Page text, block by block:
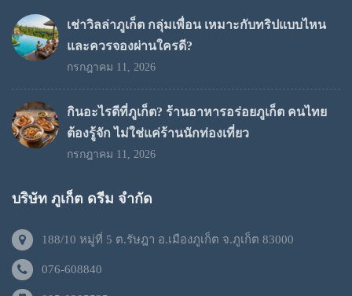
เช่าวิลล่าภูเก็ต กลุ่มเพื่อน เหมาะกับทริปแบบไหน
และควรจองผ่านใครดี?
กรกฎาคม 11, 2026
กินอะไรดีที่ภูเก็ต? ร้านอาหารอร่อยภูเก็ต คนไทย
ต้องรู้จัก ไม่ใช่แค่ร้านนักท่องเที่ยว
กรกฎาคม 11, 2026
บริษัท ภูเก็ต ดรีม จำกัด
188/10 หมู่ที่ 5 ต.รัษฎา อ.เมืองภูเก็ต จ.ภูเก็ต 83000
076-608840